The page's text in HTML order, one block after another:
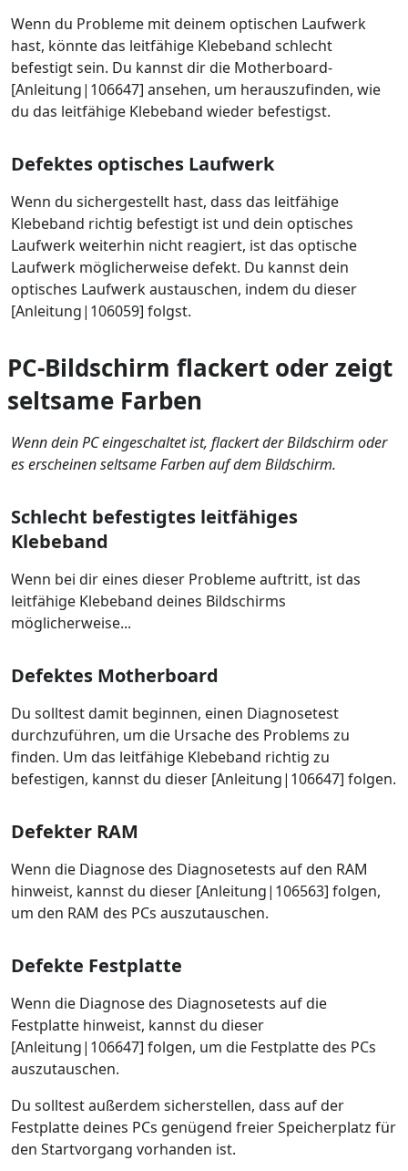
Wenn du Probleme mit deinem optischen Laufwerk
hast, könnte das leitfähige Klebeband schlecht
befestigt sein. Du kannst dir die Motherboard-
[Anleitung|106647] ansehen, um herauszufinden, wie
du das leitfähige Klebeband wieder befestigst.
Defektes optisches Laufwerk
Wenn du sichergestellt hast, dass das leitfähige
Klebeband richtig befestigt ist und dein optisches
Laufwerk weiterhin nicht reagiert, ist das optische
Laufwerk möglicherweise defekt. Du kannst dein
optisches Laufwerk austauschen, indem du dieser
[Anleitung|106059] folgst.
PC-Bildschirm flackert oder zeigt
seltsame Farben
Wenn dein PC eingeschaltet ist, flackert der Bildschirm oder
es erscheinen seltsame Farben auf dem Bildschirm.
Schlecht befestigtes leitfähiges
Klebeband
Wenn bei dir eines dieser Probleme auftritt, ist das
leitfähige Klebeband deines Bildschirms
möglicherweise...
Defektes Motherboard
Du solltest damit beginnen, einen Diagnosetest
durchzuführen, um die Ursache des Problems zu
finden. Um das leitfähige Klebeband richtig zu
befestigen, kannst du dieser [Anleitung|106647] folgen.
Defekter RAM
Wenn die Diagnose des Diagnosetests auf den RAM
hinweist, kannst du dieser [Anleitung|106563] folgen,
um den RAM des PCs auszutauschen.
Defekte Festplatte
Wenn die Diagnose des Diagnosetests auf die
Festplatte hinweist, kannst du dieser
[Anleitung|106647] folgen, um die Festplatte des PCs
auszutauschen.
Du solltest außerdem sicherstellen, dass auf der
Festplatte deines PCs genügend freier Speicherplatz für
den Startvorgang vorhanden ist.